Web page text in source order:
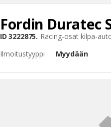
Fordin Duratec
ID3222875. Racing-osatkilpa-
Ilmoitustyyppi
Myydään